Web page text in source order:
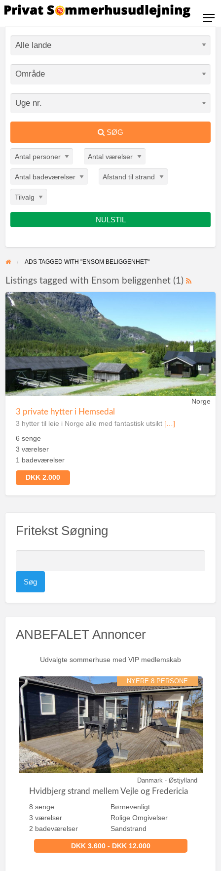
SØG
Antal personer Antal værelser
Antal badeværelser Afstand til strand
Tilvalg
NULSTIL
ADS TAGGED WITH "ENSOM BELIGGENHET"
Listings tagged with Ensom beliggenhet (1)
Norge
3 private hytter i Hemsedal
3 hytter til leie i Norge alle med fantastisk utsikt […]
6 senge
3 værelser
1 badeværelser
DKK 2.000
Fritekst Søgning
ø
e
e
ANBEFALET Annoncer
Udvalgte sommerhuse med VIP medlemskab
NYERE 8 PERSONE
Danmark - Østjylland
Hvidbjerg strand mellem Vejle og Fredericia
8 senge
3 værelser
2 badeværelser
Børnevenligt
Rolige Omgivelser
Sandstrand
DKK 3.600 - DKK 12.000